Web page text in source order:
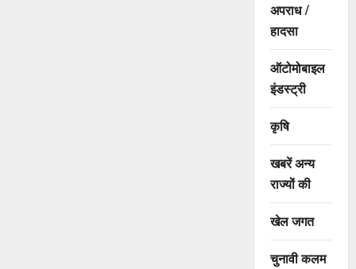
अपराध /
हादसा
ऑटोमोबाइल
इंडस्ट्री
कृषि
खबरें अन्य
राज्यों की
खेल जगत
चुनावी कलम